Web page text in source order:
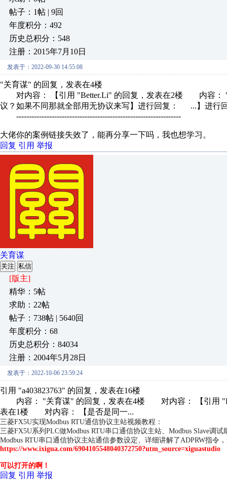
帖子：1帖 | 9回
年度积分：492
历史总积分：548
注册：2015年7月10日
发表于：2022-09-30 14:55:08
"关育谋" 的回复，发表在4楼
对内容： 【引用 "Better.Li" 的回复，发表在2楼 内容：
议？如果不同那就全部用无协议来写】进行回复： ...】进行
-----------------------------------------------------------------
大佬你的案例链接失效了，能再分享一下吗，我也想学习。
回复 引用 举报
关育谋
关注 私信
[版主]
精华：5帖
求助：22帖
帖子：738帖 | 5640回
年度积分：68
历史总积分：84034
注册：2004年5月28日
发表于：2022-10-06 23:59:24
引用 "a403823763" 的回复，发表在16楼
内容： "关育谋" 的回复，发表在4楼 对内容： 【引用
表在1楼 对内容： 【是否是同一...
三菱FX5U实现Modbus RTU通信协议主站视频教程：
三菱FX5U系列PLC做Modbus RTU串口通信协议主站、Modbus Slave调
Modbus RTU串口通信协议主站通信参数设定、详细讲解了ADPRW指令
https://www.ixigua.com/6904105548040372750?utm_source=xiguastudio
可以打开的啊！
回复 引用 举报